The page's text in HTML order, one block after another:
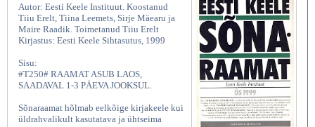
Autor: Eesti Keele Instituut. Koostanud
Tiiu Erelt, Tiina Leemets, Sirje Mäearu ja
Maire Raadik. Toimetanud Tiiu Erelt
Kirjastus: Eesti Keele Sihtasutus, 1999
Sisu:
#T250# RAAMAT ASUB LAOS,
SAADAVAL 1-3 PÄEVA JOOKSUL.
Sõnaraamat hõlmab eelkõige kirjakeele kui
üldrahvalikult kasutatava ja ühtseima